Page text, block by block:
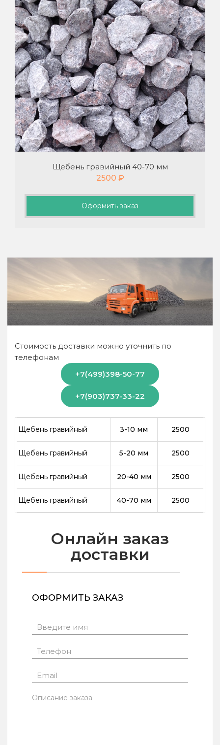
Щебень гравийный 40-70 мм
2500 ₽
Оформить заказ
Стоимость доставки можно уточнить по
телефонам
+7(499)398-50-77
+7(903)737-33-22
Щебень гравийный 3-10 мм 2500
Щебень гравийный 5-20 мм 2500
Щебень гравийный 20-40 мм 2500
Щебень гравийный 40-70 мм 2500
Онлайн заказ
доставки
ОФОРМИТЬ ЗАКАЗ